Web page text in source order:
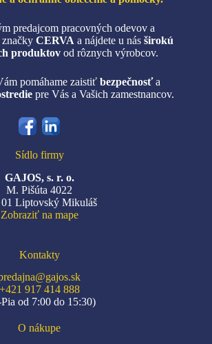
predajcom pracovných odevov a
značkyCERVA a nájdete u násširokú
produktov od rôznych výrobcov.
pomáhame zaistiť bezpečnosťa
pre Vás a Vašich zamestnancov.
Sídlo firmy
GAJOS, s. r. o.
M. Pišúta 4022
Liptovský Mikuláš
Zobraziť na mape
Kontakty
+421 917 414 888
od 7:00 do 15:30)
O nákupe